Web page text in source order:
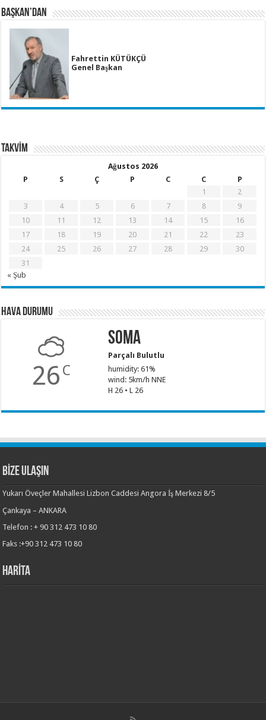
BAŞKAN’DAN
Fahrettin KÜTÜKÇÜ
Genel Başkan
TAKVİM
Ağustos 2026
P
S Ç P C C
P
1
2
3
4 5 6 7 8
9
10
11 12 13 14 15
16
17
18 19 20 21 22
23
24
25 26 27 28 29
30
31
« Şub
Hava Durumu
26 C
Soma
Parçalı Bulutlu
humidity: 61%
wind: 5km/h NNE
H 26 • L 26
BİZE ULAŞIN
Yukarı Öveçler Mahallesi Lizbon Caddesi Angora İş Merkezi 8/5
Çankaya – ANKARA
Telefon : + 90 312 473 10 80
Faks :+90 312 473 10 80
HARİTA